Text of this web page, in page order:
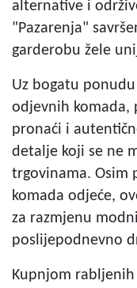
alternative i
"Pazarenja"
garderobu žele
Uz bogatu
odjevnih komada,
pronaći i
detalje koji se ne
trgovinama. Osim
komada odjeće,
za razmjenu
poslijepodnevno
Kupnjom